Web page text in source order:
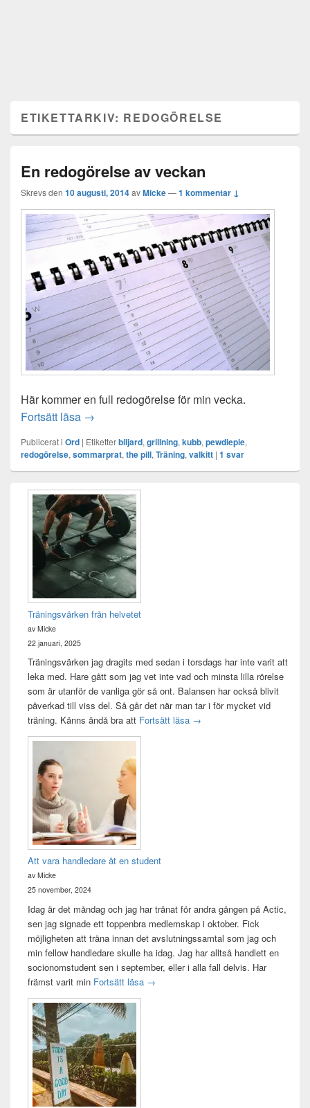
ETIKETTARKIV: REDOGÖRELSE
En redogörelse av veckan
Skrevs den 10 augusti, 2014avMicke—1 kommentar ↓
Här kommer en full redogörelse för min vecka.
Fortsätt läsa En redogörelse av veckan
→
Publicerat i Ord | Etiketterbiljard, grillning, kubb, pewdiepie,
redogörelse, sommarprat, the pill, Träning, valkitt | 1 svar
Primära
sidofältet
Widget
område
Träningsvärken från helvetet
av Micke
22 januari, 2025
Träningsvärken jag dragits med sedan i torsdags har inte varit att
leka med. Hare gått som jag vet inte vad och minsta lilla rörelse
som är utanför de vanliga gör så ont. Balansen har också blivit
påverkad till viss del. Så går det när man tar i för mycket vid
träning. Känns ändå bra att Fortsätt läsa Träningsvärken från helvetet
→
Att vara handledare åt en student
av Micke
25 november, 2024
Idag är det måndag och jag har tränat för andra gången på Actic,
sen jag signade ett toppenbra medlemskap i oktober. Fick
möjligheten att träna innan det avslutningssamtal som jag och
min fellow handledare skulle ha idag. Jag har alltså handlett en
socionomstudent sen i september, eller i alla fall delvis. Har
främst varit min Fortsätt läsa Att vara handledare åt en student
→